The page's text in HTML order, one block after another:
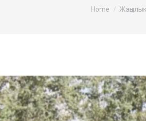
You are here:
Home